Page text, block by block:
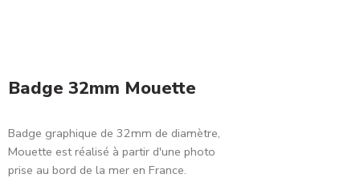
Badge 32mm Mouette
Badge graphique de 32mm de diamètre,
Mouette est réalisé à partir d'une photo
prise au bord de la mer en France.